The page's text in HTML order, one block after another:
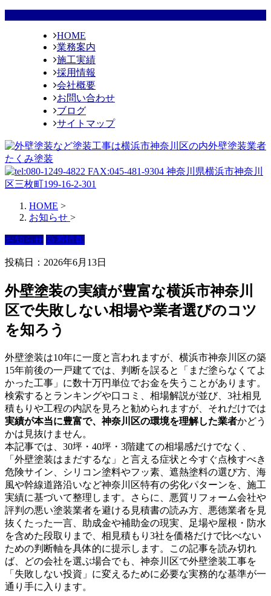
HOME
業務案内
施工実績
採用情報
会社概要
お問い合わせ
ブログ
サイトマップ
HOME >
お知らせ >
お知らせ 新着情報
投稿日：2026年6月13日
外壁塗装の実績が豊富な横浜市神奈川
区で失敗しない相場や業者選びのコツ
を知ろう
外壁塗装は10年に一度と言われますが、横浜市神奈川区の築
15年前後の一戸建てでは、判断を誤ると「まだ塗らなくてよ
かった工事」に数十万円単位でお金を失うことがあります。
検索するとランキングや口コミ、相場解説が並び、3社相見
積もりや工程の内訳を見ろと勧められますが、それだけでは
実績が本当に豊富で、神奈川区の環境を理解した業者かどう
かは見抜けません。
本記事では、30坪・40坪・3階建ての相場感だけでなく、
「外壁塗装はまだするな」と言える症状と今すぐ点検すべき
危険サイン、シリコン塗料やフッ素、遮熱塗料の選び方、海
風や幹線道路沿いなど神奈川区特有の劣化パターンを、施工
実績に基づいて整理します。さらに、悪質リフォーム会社や
評判の悪い塗装業者を避ける見積書の読み方、悪徳業者を見
抜くたった一言、助成金や補助金の現実、足場や屋根・防水
を含めた段取りまで、相見積もり3社を価格だけで比べない
ための判断軸を具体的に提示します。この記事を読み切れ
ば、どの会社を選ぶ場合でも、神奈川区で外壁塗装工事を
「失敗しない投資」に変えるために必要な実務的な基準が一
通り手に入ります。